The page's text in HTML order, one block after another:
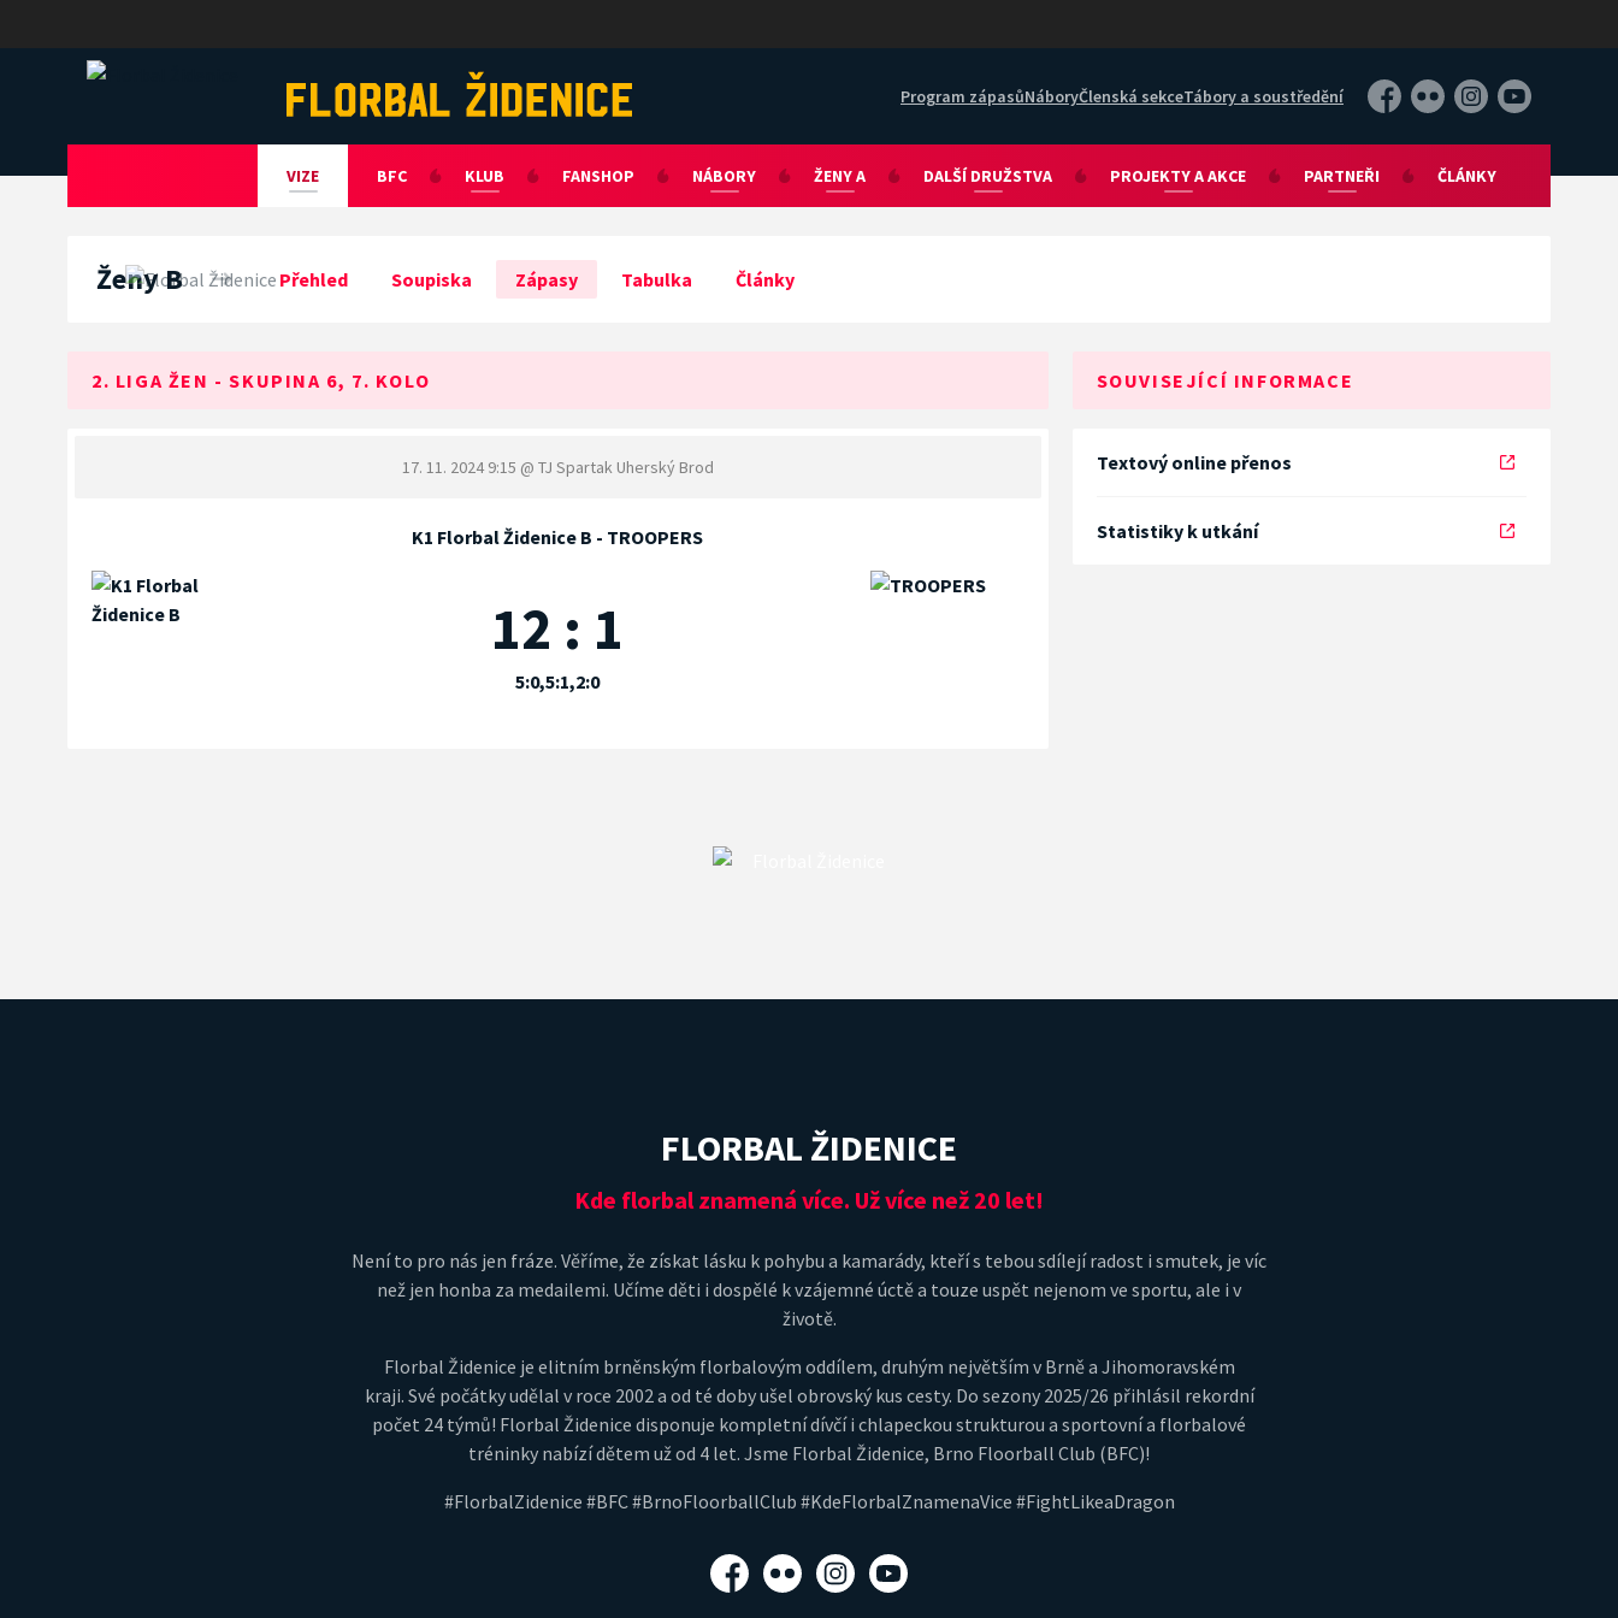
Program zápasůNáboryČlenská sekceTábory a soustředění Facebook
Flickr Instagram
YouTube
VIZE BFC KLUB FANSHOP NÁBORY ŽENY A DALŠÍ DRUŽSTVA PROJEKTY A AKCE PARTNEŘI ČLÁNKY
Ženy B Přehled Soupiska Zápasy Tabulka Články
2. LIGA ŽEN - SKUPINA 6, 7. KOLO
17. 11. 2024 9:15 @ TJ Spartak Uherský Brod
K1 Florbal Židenice B - TROOPERS
12 : 1
5:0,5:1,2:0
SOUVISEJÍCÍ INFORMACE
Textový online přenos
Statistiky k utkání
FLORBAL ŽIDENICE
Kde florbal znamená více. Už více než 20 let!
Není to pro nás jen fráze. Věříme, že získat lásku k pohybu a kamarády, kteří s tebou sdílejí radost i smutek, je víc
než jen honba za medailemi. Učíme děti i dospělé k vzájemné úctě a touze uspět nejenom ve sportu, ale i v
životě.
Florbal Židenice je elitním brněnským florbalovým oddílem, druhým největším v Brně a Jihomoravském
kraji. Své počátky udělal v roce 2002 a od té doby ušel obrovský kus cesty. Do sezony 2025/26 přihlásil rekordní
počet 24 týmů! Florbal Židenice disponuje kompletní dívčí i chlapeckou strukturou a sportovní a florbalové
tréninky nabízí dětem už od 4 let. Jsme Florbal Židenice, Brno Floorball Club (BFC)!
#FlorbalZidenice #BFC #BrnoFloorballClub #KdeFlorbalZnamenaVice #FightLikeaDragon
Facebook
Flickr Instagram
YouTube